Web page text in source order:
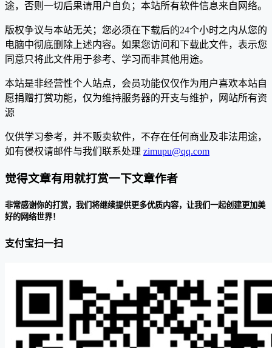
途，否则一切后果请用户自负；本站所有软件信息来自网络。
版权争议与本站无关；您必须在下载后的24个小时之内从您的
电脑中彻底删除上述内容。如果您访问和下载此文件，表示您
同意只将此文件用于参考、学习而非其他用途。
本站是非经营性个人站点，会员功能仅仅作为用户喜欢本站自
愿捐赠打赏功能，仅为维持服务器的开支与维护，网站所有资
源
仅供学习参考，并不贩卖软件，不存在任何商业及非法用途，
如有侵权请邮件与我们联系处理 zimupu@qq.com
觉得文章有用就打赏一下文章作者
非常感谢你的打赏，我们将继续提供更多优质内容，让我们一起创建更加美
好的网络世界！
支付宝扫一扫